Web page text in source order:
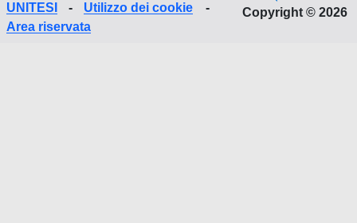
UNITESI
- Utilizzo dei cookie
-
Area riservata
Copyright © 2026